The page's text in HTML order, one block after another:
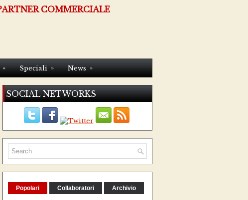
COMMERCIALE
» Speciali » News »
SOCIAL NETWORKS
Popolari Collaboratori Archivio